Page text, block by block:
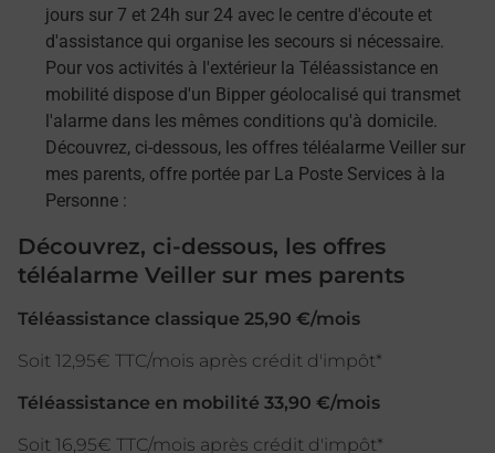
jours sur 7 et 24h sur 24 avec le centre d'écoute et
d'assistance qui organise les secours si nécessaire.
Pour vos activités à l'extérieur la Téléassistance en
mobilité dispose d'un Bipper géolocalisé qui transmet
l'alarme dans les mêmes conditions qu'à domicile.
Découvrez, ci-dessous, les offres téléalarme Veiller sur
mes parents, offre portée par La Poste Services à la
Personne :
Découvrez, ci-dessous, les offres
téléalarme Veiller sur mes parents
Téléassistance classique 25,90 €/mois
Soit 12,95€ TTC/mois après crédit d'impôt*
Téléassistance en mobilité 33,90 €/mois
Soit 16,95€ TTC/mois après crédit d'impôt*